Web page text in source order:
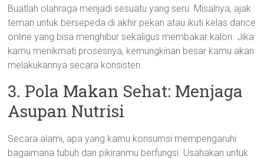
Buatlah olahraga menjadi sesuatu yang seru. Misalnya, ajak
teman untuk bersepeda di akhir pekan atau ikuti kelas dance
online yang bisa menghibur sekaligus membakar kalori. Jika
kamu menikmati prosesnya, kemungkinan besar kamu akan
melakukannya secara konsisten.
3. Pola Makan Sehat: Menjaga
Asupan Nutrisi
Secara alami, apa yang kamu konsumsi mempengaruhi
bagaimana tubuh dan pikiranmu berfungsi. Usahakan untuk